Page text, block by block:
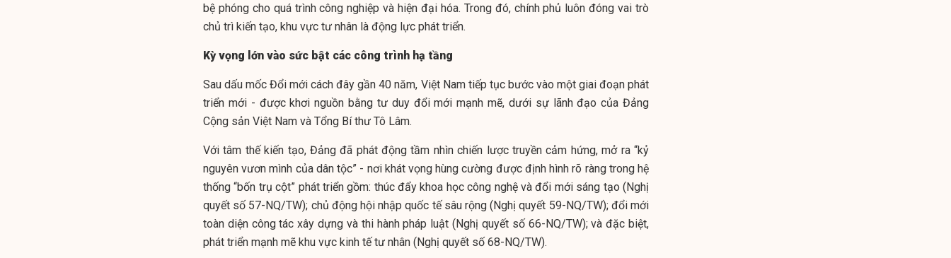
bệ phóng cho quá trình công nghiệp và hiện đại hóa. Trong đó, chính phủ luôn đóng vai trò
chủ trì kiến tạo, khu vực tư nhân là động lực phát triển.
Kỳ vọng lớn vào sức bật các công trình hạ tầng
Sau dấu mốc Đổi mới cách đây gần 40 năm, Việt Nam tiếp tục bước vào một giai đoạn phát
triển mới - được khơi nguồn bằng tư duy đổi mới mạnh mẽ, dưới sự lãnh đạo của Đảng
Cộng sản Việt Nam và Tổng Bí thư Tô Lâm.
Với tâm thế kiến tạo, Đảng đã phát động tầm nhìn chiến lược truyền cảm hứng, mở ra “kỷ
nguyên vươn mình của dân tộc” - nơi khát vọng hùng cường được định hình rõ ràng trong hệ
thống “bốn trụ cột” phát triển gồm: thúc đẩy khoa học công nghệ và đổi mới sáng tạo (Nghị
quyết số 57-NQ/TW); chủ động hội nhập quốc tế sâu rộng (Nghị quyết 59-NQ/TW); đổi mới
toàn diện công tác xây dựng và thi hành pháp luật (Nghị quyết số 66-NQ/TW); và đặc biệt,
phát triển mạnh mẽ khu vực kinh tế tư nhân (Nghị quyết số 68-NQ/TW).